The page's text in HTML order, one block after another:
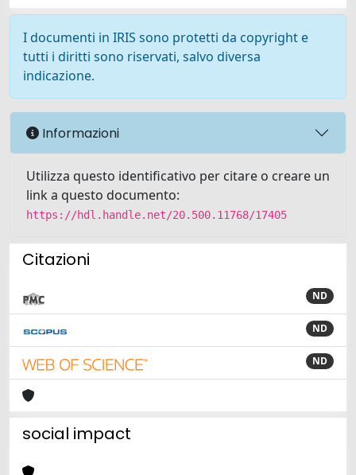
I documenti in IRIS sono protetti da copyright e
tutti i diritti sono riservati, salvo diversa
indicazione.
Informazioni
Utilizza questo identificativo per citare o creare un
link a questo documento:
https://hdl.handle.net/20.500.11768/17405
Citazioni
ND
ND
ND
social impact